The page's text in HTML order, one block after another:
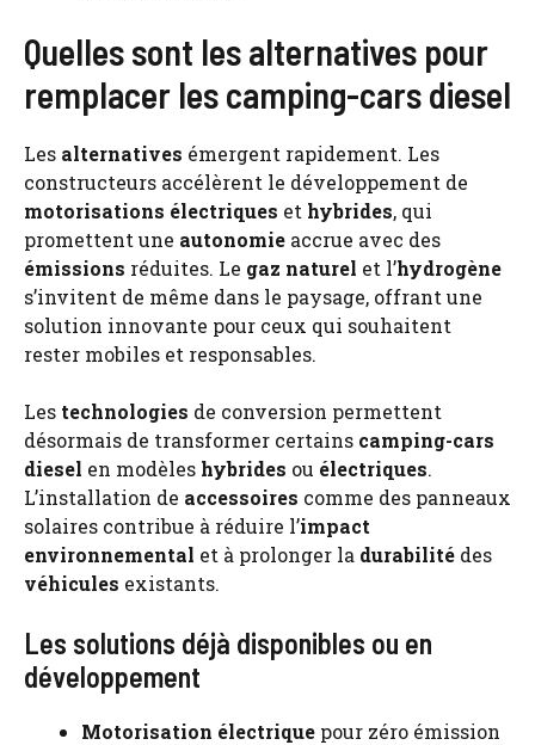
Quelles sont les alternatives pour
remplacer les camping-cars diesel
Les alternatives émergent rapidement. Les
constructeurs accélèrent le développement de
motorisations électriques et hybrides, qui
promettent une autonomie accrue avec des
émissions réduites. Le gaz naturel et l’hydrogène
s’invitent de même dans le paysage, offrant une
solution innovante pour ceux qui souhaitent
rester mobiles et responsables.
Les technologies de conversion permettent
désormais de transformer certains camping-cars
diesel en modèles hybrides ou électriques.
L’installation de accessoires comme des panneaux
solaires contribue à réduire l’impact
environnemental et à prolonger la durabilité des
véhicules existants.
Les solutions déjà disponibles ou en
développement
Motorisation électrique pour zéro émission